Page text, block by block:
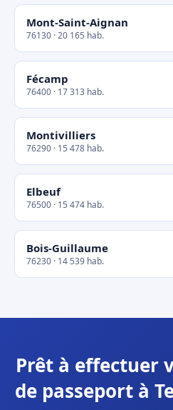
Mont-Saint-Aignan
76130 · 20 165 hab.
Fécamp
76400 · 17 313 hab.
Montivilliers
76290 · 15 478 hab.
Elbeuf
76500 · 15 474 hab.
Bois-Guillaume
76230 · 14 539 hab.
Prêt à effectuer
de passeport à